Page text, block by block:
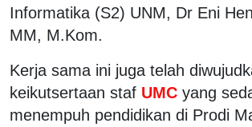
Informatika (S2) UNM, Dr Eni
MM, M.Kom.
Kerja sama ini juga telah
keikutsertaan staf UMC yang
menempuh pendidikan di Prodi